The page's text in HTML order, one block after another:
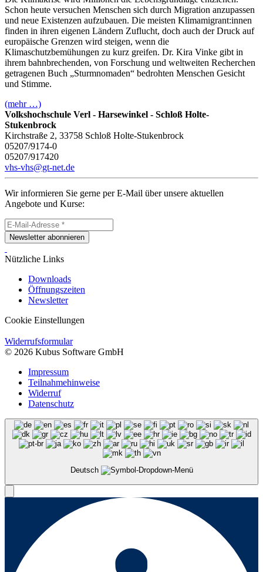
Schon heute versuchen Menschen sich durch Migration anzupassen
und neue Existenzen aufzubauen. Die meisten Klimamigrant:innen
finden in ihren eigenen Ländern Zuflucht, doch auch der Druck auf
europäische Grenzen wird steigen, wenn die
Klimaschutzbemühungen zu kurz greifen. Dr. Kira Vinke gibt in
ihrem bahnbrechenden, von Forschung und weltweiten Recherchen
getragenen Buch „Sturmnomaden“ bedrohten Menschen Gesicht
und Stimme.
(mehr …)
Volkshochschule Verl - Harsewinkel - Schloß Holte-
Stukenbrock
Kirchstraße 2, 33758 Schloß Holte-Stukenbrock
05207/9174-0
05207/917420
vhs-vhs@gt-net.de
Wir informieren Sie gerne per E-Mail über unsere aktuellen
Angebote und Kurse:
Newsletter abonnieren
Nützliche Links
Downloads
Öffnungszeiten
Newsletter
Cookie Einstellungen
Widerrufsformular
© 2026 Kubus Software GmbH
Impressum
Teilnahmehinweise
Widerruf
Datenschutz
Deutsch